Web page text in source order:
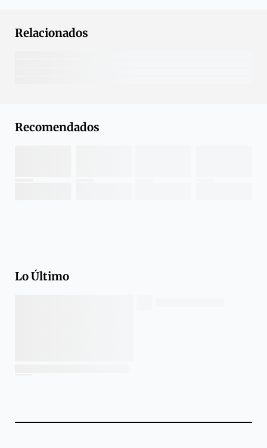
Relacionados
Recomendados
Lo Último